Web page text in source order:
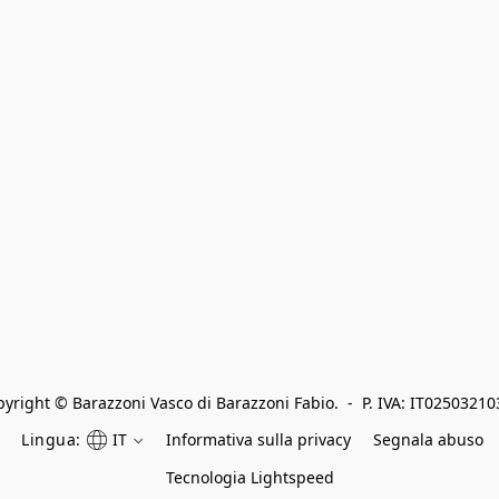
© Barazzoni Vasco di Barazzoni Fabio.  -  P. IVA:
Lingua:
IT Informativa sulla privacy
Segnala abuso
Tecnologia Lightspeed